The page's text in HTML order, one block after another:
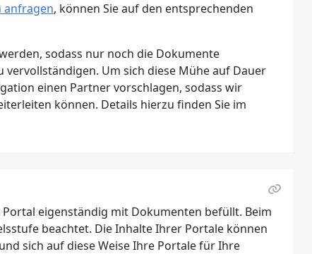
anfragen, können Sie auf den entsprechenden
sodass nur noch die Dokumente
Um sich diese Mühe auf Dauer
einen Partner vorschlagen, sodass wir
können. Details hierzu finden Sie im
eigenständig mit Dokumenten befüllt. Beim
beachtet. Die Inhalte Ihrer Portale können
sich auf diese Weise Ihre Portale für Ihre